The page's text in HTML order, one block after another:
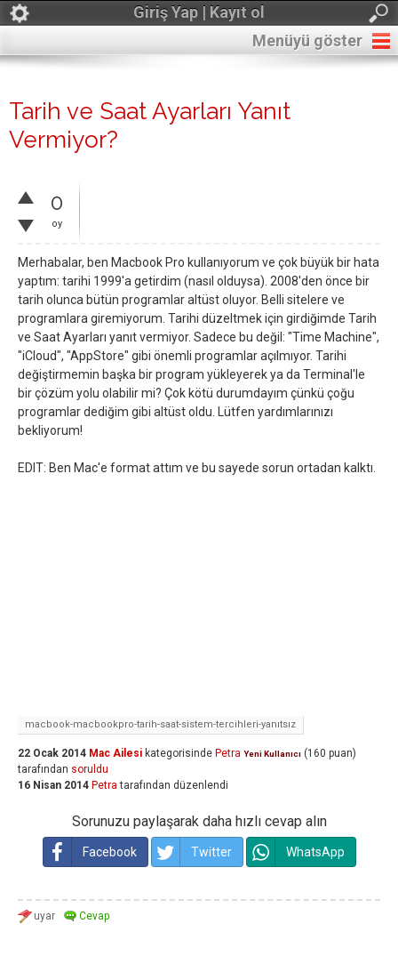
Giriş Yap | Kayıt ol
Menüyü göster
Tarih ve Saat Ayarları Yanıt
Vermiyor?
0
oy
Merhabalar, ben Macbook Pro kullanıyorum ve çok büyük bir hata
yaptım: tarihi 1999'a getirdim (nasıl olduysa). 2008'den önce bir
tarih olunca bütün programlar altüst oluyor. Belli sitelere ve
programlara giremiyorum. Tarihi düzeltmek için girdiğimde Tarih
ve Saat Ayarları yanıt vermiyor. Sadece bu değil: "Time Machine",
"iCloud", "AppStore" gibi önemli programlar açılmıyor. Tarihi
değiştirmemin başka bir program yükleyerek ya da Terminal'le
bir çözüm yolu olabilir mi? Çok kötü durumdayım çünkü çoğu
programlar dediğim gibi altüst oldu. Lütfen yardımlarınızı
bekliyorum!
EDIT: Ben Mac'e format attım ve bu sayede sorun ortadan kalktı.
macbook-macbookpro-tarih-saat-sistem-tercihleri-yanıtsız
22 Ocak 2014 Mac Ailesi kategorisinde Petra Yeni Kullanıcı (160 puan)
tarafından soruldu
16 Nisan 2014 Petra tarafından düzenlendi
Sorunuzu paylaşarak daha hızlı cevap alın
Facebook Twitter WhatsApp